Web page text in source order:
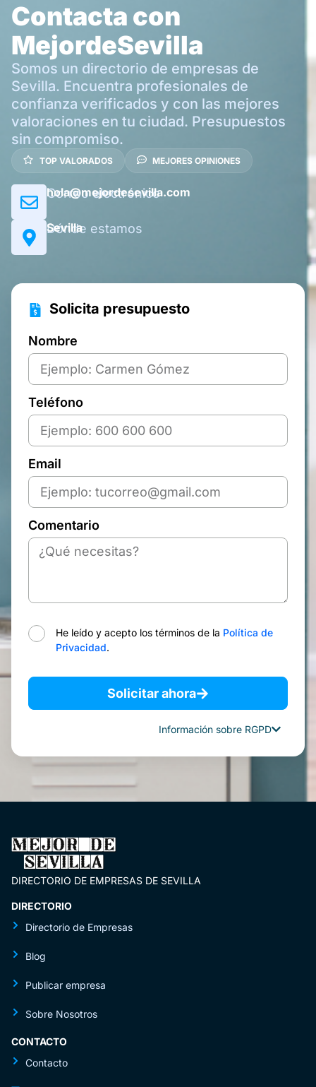
Contacta con
MejordeSevilla
Somos un directorio de empresas de
Sevilla. Encuentra profesionales de
confianza verificados y con las mejores
valoraciones en tu ciudad. Presupuestos
sin compromiso.
TOP VALORADOS MEJORES OPINIONES
Correo electrónico
hola@mejordesevilla.com
Dónde estamos
Sevilla
Solicita presupuesto
Nombre
Teléfono
Email
Comentario
He leído y acepto los términos de la Política de
Privacidad.
Solicitar ahora
Información sobre RGPD
DIRECTORIO DE EMPRESAS DE SEVILLA
DIRECTORIO
Directorio de Empresas
Blog
Publicar empresa
Sobre Nosotros
CONTACTO
Contacto